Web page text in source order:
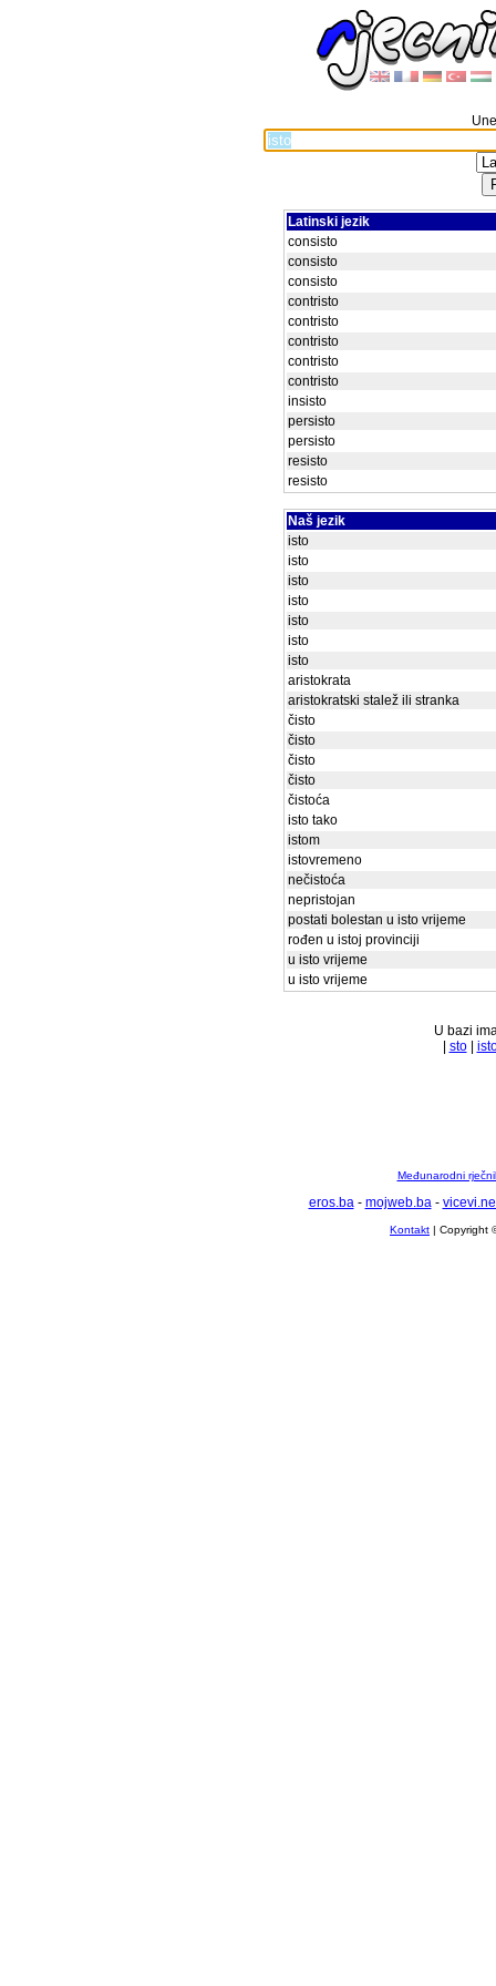
Latinski jezik
consisto
consisto
consisto
contristo
contristo
contristo
contristo
contristo
insisto
persisto
persisto
resisto
resisto
Naš jezik
isto
isto
isto
isto
isto
isto
isto
aristokrata
aristokratski stalež ili stranka
čisto
čisto
čisto
čisto
čistoća
isto tako
istom
istovremeno
nečistoća
nepristojan
postati bolestan u isto vrijeme
rođen u istoj provinciji
u isto vrijeme
u isto vrijeme
U bazi
sto|
Međunarodni
eros.ba- mojweb.ba-
Kontakt | Copyright